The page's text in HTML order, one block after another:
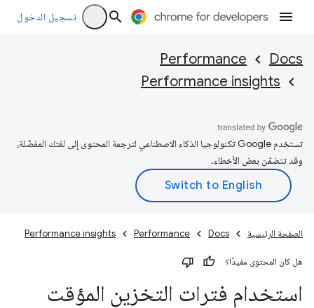
تسجيل الدخول
Docs
Performance
Performance insights
تستخدم Google تكنولوجيا الذكاء الاصطناعي لترجمة المحتوى إلى لغتك المفضّلة،
وقد تتضمّن بعض الأخطاء.
الصفحة الرئيسية Docs
Performance
Performance insights
هل كان المحتوى مفيدًا؟
استخدام فترات التخزين المؤقت